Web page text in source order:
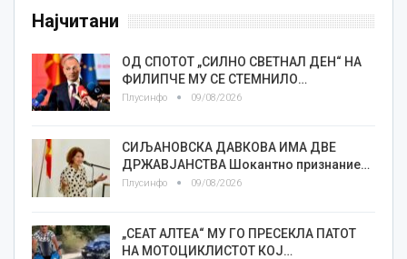
Најчитани
ОД СПОТОТ „СИЛНО СВЕТНАЛ ДЕН“ НА
ФИЛИПЧЕ МУ СЕ СТЕМНИЛО…
Плусинфо 09/08/2026
СИЉАНОВСКА ДАВКОВА ИМА ДВЕ
ДРЖАВЈАНСТВА Шокантно признание…
Плусинфо 09/08/2026
„СЕАТ АЛТЕА“ МУ ГО ПРЕСЕКЛА ПАТОТ
НА МОТОЦИКЛИСТОТ КОЈ…